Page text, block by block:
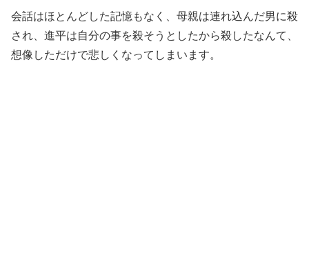
会話はほとんどした記憶もなく、母親は連れ込んだ男に殺
され、進平は自分の事を殺そうとしたから殺したなんて、
想像しただけで悲しくなってしまいます。